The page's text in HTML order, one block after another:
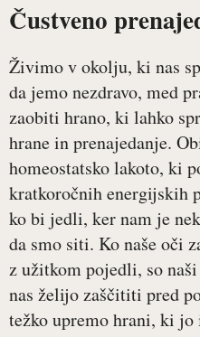
Čustveno
Živimo v okolju, ki nas
da jemo nezdravo, med
zaobiti hrano, ki lahko
hrane in prenajedanje.
homeostatsko lakoto, ki
kratkoročnih energijskih
ko bi jedli, ker nam je
da smo siti. Ko naše oči
z užitkom pojedli, so
nas želijo zaščititi pred
težko upremo hrani, ki jo